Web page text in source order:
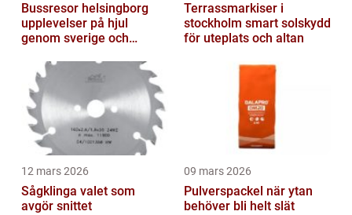
Bussresor helsingborg
upplevelser på hjul
genom sverige och
Terrassmarkiser i
stockholm smart solskydd
för uteplats och altan
12 mars 2026
Sågklinga valet som
avgör snittet
09 mars 2026
Pulverspackel när ytan
behöver bli helt slät